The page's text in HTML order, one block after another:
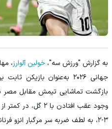
به گزارش "ورزش سه"، خولین آلوارز،
جهانی ۲۰۲۶ به‌عنوان
بازگشت تماشایی تیمش مقابل مصر
۳-۲، به لطف ضربه سر مرگبار انزو